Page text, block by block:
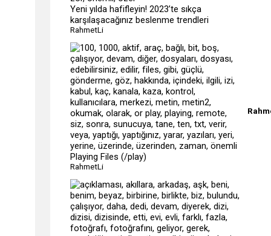
Yeni yılda hafifleyin! 2023’te sıkça
karşılaşacağınız beslenme trendleri
RahmetLi
Playing Files (/play)
RahmetLi